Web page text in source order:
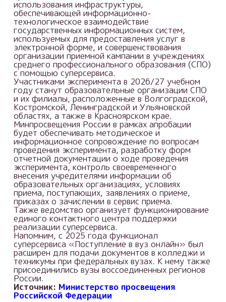
использования инфраструктуры,
обеспечивающей информационно-
технологическое взаимодействие
государственных информационных систем,
используемых для предоставления услуг в
электронной форме, и совершенствования
организации приемной кампании в учреждениях
среднего профессионального образования (СПО)
с помощью суперсервиса.
Участниками эксперимента в 2026/27 учебном
году станут образовательные организации СПО
и их филиалы, расположенные в Волгоградской,
Костромской, Ленинградской и Ульяновской
областях, а также в Красноярском крае.
Минпросвещения России в рамках апробации
будет обеспечивать методическое и
информационное сопровождение по вопросам
проведения эксперимента, разработку форм
отчетной документации о ходе проведения
эксперимента, контроль своевременного
внесения учредителями информации об
образовательных организациях, условиях
приема, поступающих, заявлениях о приеме,
приказах о зачислении в сервис приема.
Также ведомство организует функционирование
единого контактного центра поддержки
реализации суперсервиса.
Напомним, с 2025 года функционал
суперсервиса «Поступление в вуз онлайн» был
расширен для подачи документов в колледжи и
техникумы при федеральных вузах. К нему также
присоединились вузы воссоединенных регионов
России.
Источник: Министерство просвещения
Российской Федерации